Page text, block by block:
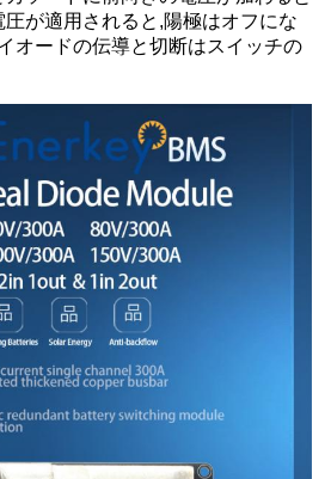
が適用されると,陽極はオフにな
オードの伝導と切断はスイッチの